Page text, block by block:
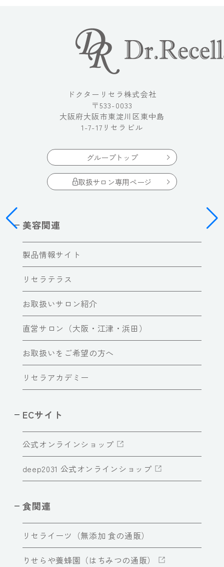
ドクターリセラ株式会社
〒533-0033
大阪府大阪市東淀川区東中島
1-7-17リセラビル
グループトップ
取扱サロン専用ページ
美容関連
製品情報サイト
リセラテラス
お取扱いサロン紹介
直営サロン（大阪・江津・浜田）
お取扱いをご希望の方へ
リセラアカデミー
ECサイト
公式オンラインショップ
deep2031 公式オンラインショップ
食関連
リセライーツ（無添加 食の通販）
りせらや養蜂園（はちみつの通販）